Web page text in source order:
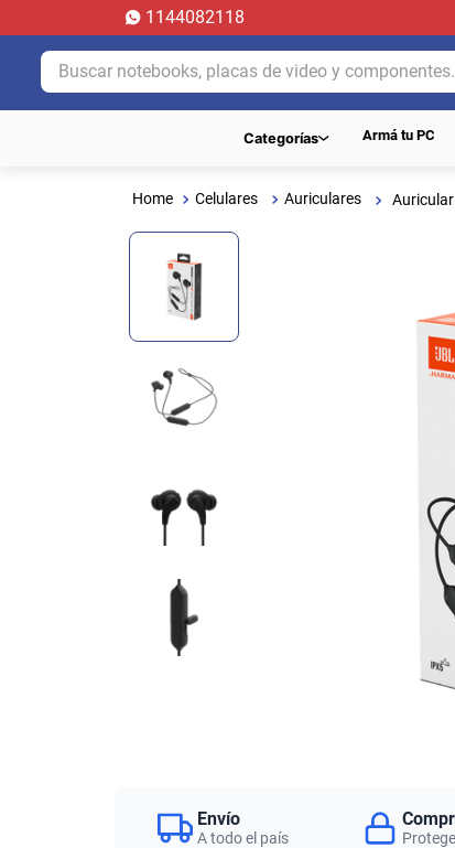
1144082118
Buscar notebooks, placas de video y componentes...
Categorías Armá tu PC
Celulares Auriculares
Envío
A todo el país